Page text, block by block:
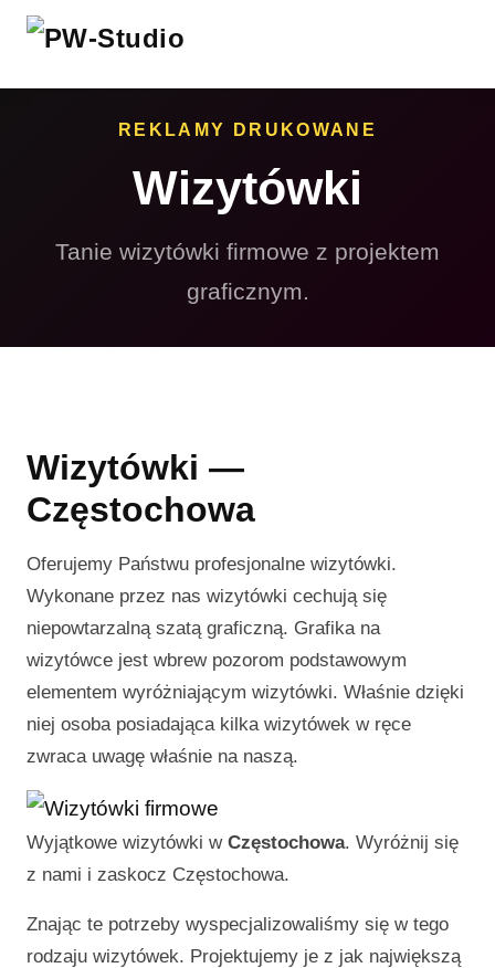
REKLAMY DRUKOWANE
Wizytówki
Tanie wizytówki firmowe z projektem
graficznym.
Wizytówki —
Częstochowa
Oferujemy Państwu profesjonalne wizytówki.
Wykonane przez nas wizytówki cechują się
niepowtarzalną szatą graficzną. Grafika na
wizytówce jest wbrew pozorom podstawowym
elementem wyróżniającym wizytówki. Właśnie dzięki
niej osoba posiadająca kilka wizytówek w ręce
zwraca uwagę właśnie na naszą.
Wyjątkowe wizytówki w Częstochowa. Wyróżnij się
z nami i zaskocz Częstochowa.
Znając te potrzeby wyspecjalizowaliśmy się w tego
rodzaju wizytówek. Projektujemy je z jak największą